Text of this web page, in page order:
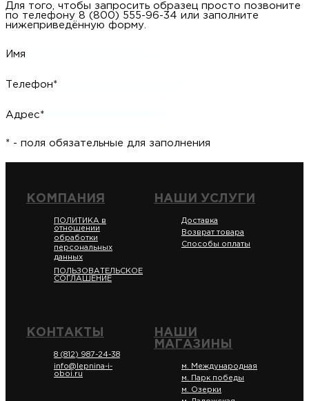
Для того, чтобы запросить образец просто позвоните
по телефону 8 (800) 555-96-34 или заполните
нижеприведённую форму.
Имя
Телефон*
Адрес*
* - поля обязательные для заполнения
КОМПАНИЯ
ПОЛИТИКА в
отношении
обработки
персональных
данных
ПОЛЬЗОВАТЕЛЬСКОЕ
СОГЛАШЕНИЕ
НАШИ УСЛУГИ
Доставка
Возврат товара
Способы оплаты
КОНТАКТЫ
8 (812) 987-24-38
info@lepnina-i-
oboi.ru
НАШИ
МАГАЗИНЫ
м. Международная
м. Парк победы
м. Озерки